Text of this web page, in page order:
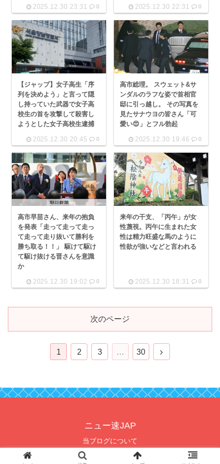
2025.12.30 23:31 0 2025.12.30 22:31 0
【ジャップ】女子高生「序
列を決めよう」と言って隠
し持っていた武器で女子高
校生の首を攻撃して殺害し
ようとした女子高校生逮捕
2025.12.30 20:45 0
高市総理。 スウェット&サ
ンダルのラフな姿で首相官
邸に引っ越し。 その写真を
見たサナウヨの皆さん「可
愛い😍」とフル勃起
2025.12.30 19:46 0
高市早苗さん、来年の抱負
を発表「走って走って走っ
て走って走り抜いて勝利を
勝ち取る！！」 駆けて駆け
て駆け抜ける晋さんを意識
か
2025.12.30 19:02 0
来年の干支、「丙午」が女
性蔑視。丙午に生まれた女
性は精力旺盛な馬のように
性欲が強いなどと言われる
2025.12.30 18:31 0
次のページ
1 2 3 … 30
次
ニュー速JAP
当ブログについて
© 2021 ニュー速JAP.